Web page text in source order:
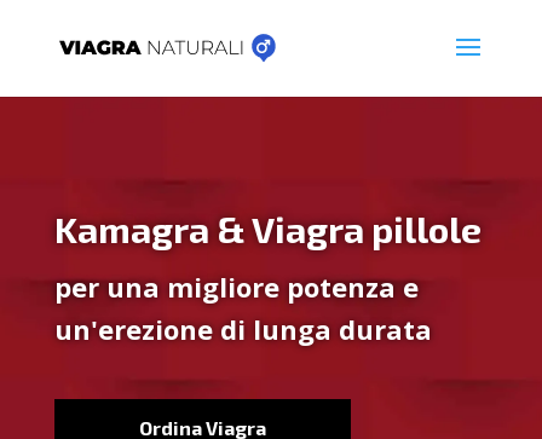
Kamagra & Viagra pillole
per una migliore potenza e
un'erezione di lunga durata
Ordina Viagra